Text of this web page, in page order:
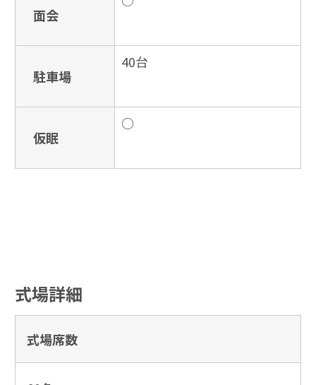
面会
駐車場
40台
仮眠
○
式場詳細
式場席数